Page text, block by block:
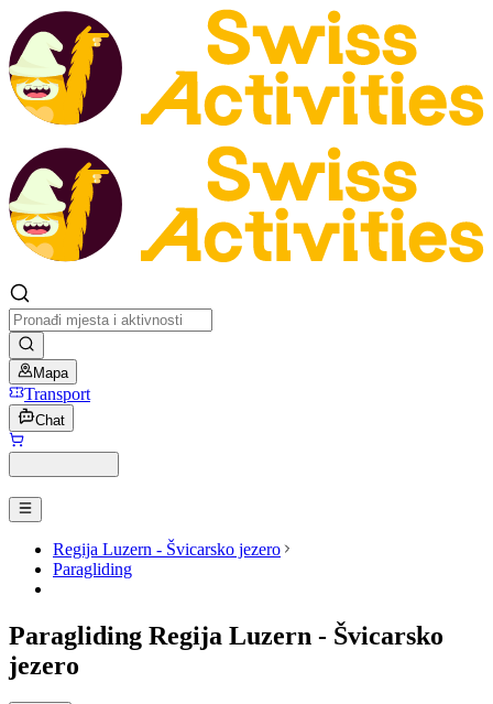
Mapa
Transport
Chat
Regija Luzern - Švicarsko jezero
Paragliding
Paragliding Regija Luzern - Švicarsko
jezero